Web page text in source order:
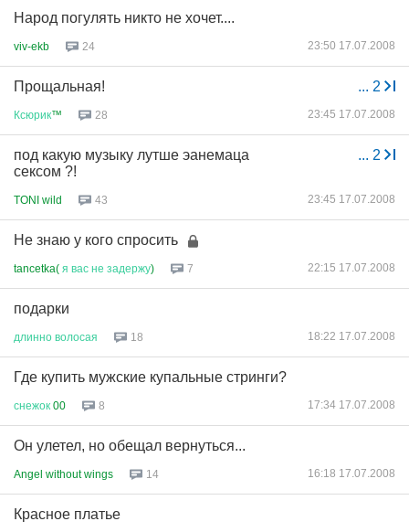
Народ погулять никто не хочет....
viv-ekb 24 23:50 17.07.2008
... 2
Прощальная!
Ксюрик™ 28 23:45 17.07.2008
... 2
под какую музыку лутше эанемаца
сексом ?!
TONI wild 43 23:45 17.07.2008
Не знаю у кого спросить
tancetka( я вас не задержу) 7 22:15 17.07.2008
подарки
длинно волосая 18 18:22 17.07.2008
Где купить мужские купальные стринги?
снежок 00 8 17:34 17.07.2008
Он улетел, но обещал вернуться...
Angel without wings 14 16:18 17.07.2008
Красное платье